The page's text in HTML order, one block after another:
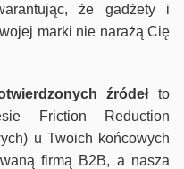
że gadżety i
marki nie narażą Cię
źródełto
Friction Reduction
u Twoich końcowych
firmą B2B, a nasza